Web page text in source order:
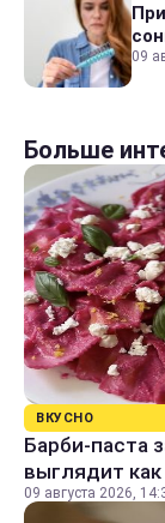
09
Больше
ВКУСНО
Барби-паста
выглядит
09 августа 2026,